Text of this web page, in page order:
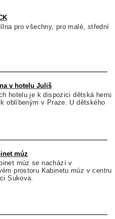
pro všechny, pro malé, střední i
v hotelu Juliš
hotelu je k dispozici dětská
oblíbeným v Praze. U dětského
múz
múz se nachází v
prostoru Kabinetu múz v centru
Sukova.